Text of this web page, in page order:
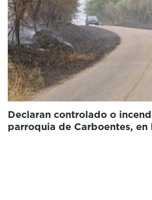
Declaran controlado o
parroquia de Carboentes, en